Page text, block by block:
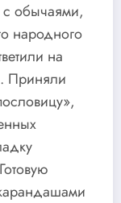
с обычаями,
народного
на
Приняли